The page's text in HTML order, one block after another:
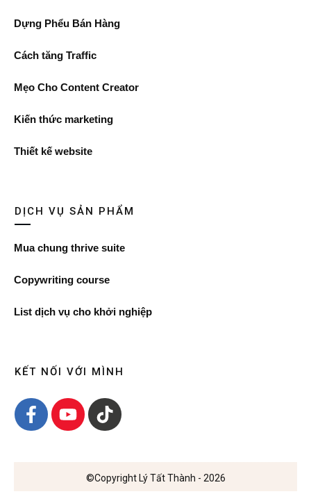
Dựng Phểu Bán Hàng
Cách tăng Traffic
Mẹo Cho Content Creator
Kiến thức marketing
Thiết kế website
DỊCH VỤ SẢN PHẨM
Mua chung thrive suite
Copywriting course
List dịch vụ cho khởi nghiệp
KẾT NỐI VỚI MÌNH
©Copyright Lý Tất Thành - 2026